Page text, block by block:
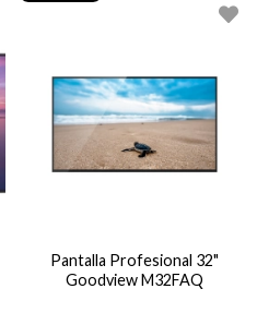
Pantalla Profesional 32"
Goodview M32FAQ